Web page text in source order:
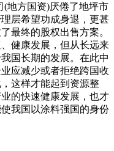
(地方国资)厌倦了地坪市
层希望功成身退，更甚
最终的股权出售方案。
健康发展，但从长远来
国长期的发展。在此中
应减少或者拒绝跨国收
这样才能起到资源整
的快速健康发展，也才
我国以涂料强国的身份